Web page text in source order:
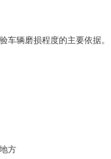
车辆磨损程度的主要依据。
方